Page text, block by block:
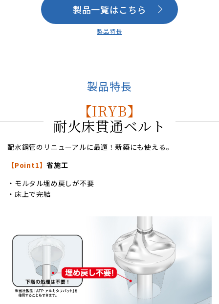
製品一覧はこちら
製品特長
製品特長
【IRYB】
耐火床貫通ベルト
配水鋼管のリニューアルに最適！新築にも使える。
【Point1】省施工
・モルタル埋め戻しが不要
・床上で完結